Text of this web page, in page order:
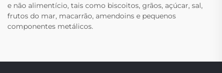
e não alimentício, tais como biscoitos, grãos, açúcar, sal,
frutos do mar, macarrão, amendoins e pequenos
componentes metálicos.